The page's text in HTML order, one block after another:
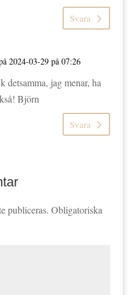
Svara
2024-03-29 på 07:26
detsamma, jag menar, ha
Björn
Svara
publiceras. Obligatoriska